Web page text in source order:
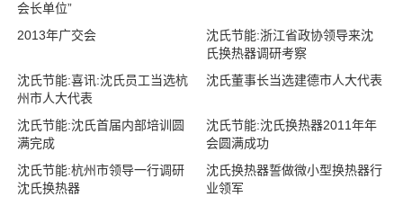
会长单位”
2013年广交会
沈氏节能:浙江省政协领导来沈
氏换热器调研考察
沈氏节能:喜讯:沈氏员工当选杭
州市人大代表
沈氏董事长当选建德市人大代表
沈氏节能:沈氏首届内部培训圆
满完成
沈氏节能:沈氏换热器2011年年
会圆满成功
沈氏节能:杭州市领导一行调研
沈氏换热器
沈氏换热器誓做微小型换热器行
业领军